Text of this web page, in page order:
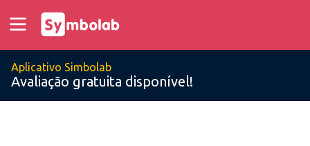
Aplicativo Simbolab
Avaliação gratuita disponível!